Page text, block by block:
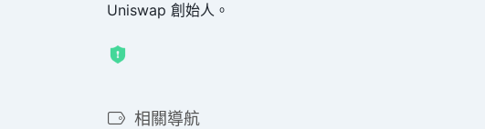
Uniswap 創始人。
相關導航